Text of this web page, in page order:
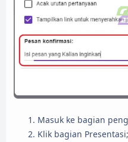
Masuk ke bagian
Klik bagian Presentasi;